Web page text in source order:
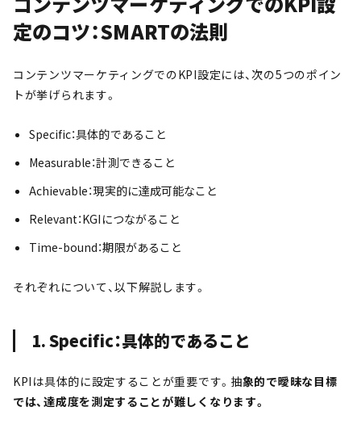
定のコツ：SMARTの法則
コンテンツマーケティングでのKPI設定には、次の5つのポイン
トが挙げられます。
Specific：具体的であること
Measurable：計測できること
Achievable：現実的に達成可能なこと
Relevant：KGIにつながること
Time-bound：期限があること
それぞれについて、以下解説します。
1. Specific：具体的であること
KPIは具体的に設定することが重要です。抽象的で曖昧な目標
では、達成度を測定することが難しくなります。